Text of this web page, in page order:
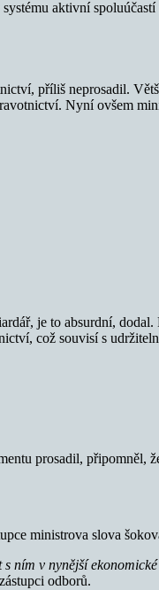
aktivní
příliš neprosadil.
Nyní ovšem
je to absurdní,
což souvisí s
prosadil, připomněl,
ministrova slova
v nynější
odborů.